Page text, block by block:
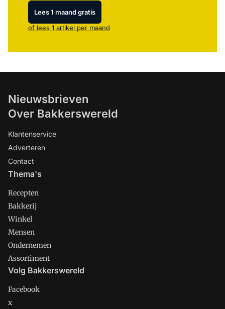
Lees 1 maand gratis
of lees 1 artikel per maand
Nieuwsbrieven
Over Bakkerswereld
Klantenservice
Adverteren
Contact
Thema's
Recepten
Bakkerij
Winkel
Mensen
Ondernemen
Assortiment
Volg Bakkerswereld
Facebook
x